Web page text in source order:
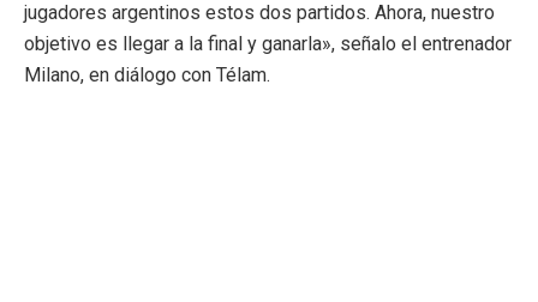
jugadores argentinos estos dos partidos. Ahora, nuestro
objetivo es llegar a la final y ganarla», señalo el entrenador
Milano, en diálogo con Télam.